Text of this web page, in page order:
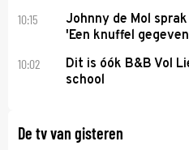
10:15
Johnny de Mol
'Een knuffel
10:02
Dit is óók B&B Vol
school
De tv van gisteren